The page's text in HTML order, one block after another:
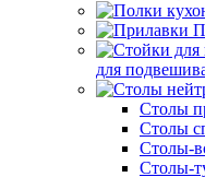
для
Столы
Столы
Столы-
Столы-